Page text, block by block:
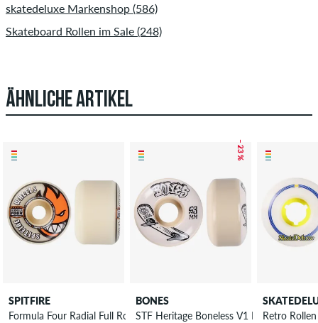
skatedeluxe Markenshop (586)
Skateboard Rollen im Sale (248)
ÄHNLICHE ARTIKEL
SPITFIRE
Formula Four Radial Full Rollen 56 mm 99A 4er Pack
– 23 %
BONES
STF Heritage Boneless V1 Rollen 53mm
Retro